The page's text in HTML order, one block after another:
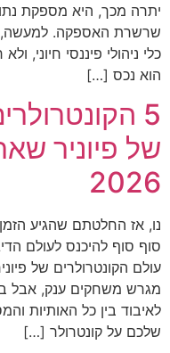
יתרה מכך, היא מספקת
שרשרת האספקה. למעשה,
כלי ניהולי פיננסי חיוני,
הוא נכס […]
5
של פיוניר
2026
סוף סוף להיכנס לעולם
מגרש משחקים ענק, אבל
לאיבוד בין כל האותיות
שלכם על קונטרולר […]